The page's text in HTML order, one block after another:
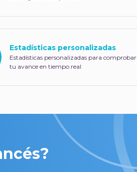
Estadísticas personalizadas
Estadísticas personalizadas para comprobar
tu avance en tiempo real